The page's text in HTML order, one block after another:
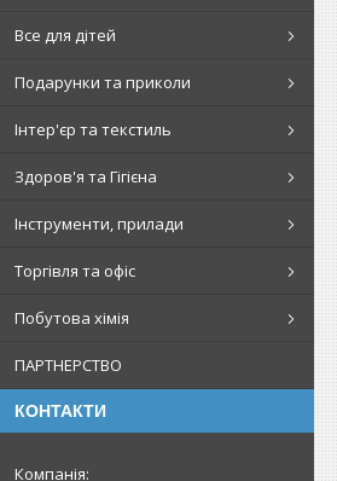
Все для дітей
Подарунки та приколи
Інтер'єр та текстиль
Здоров'я та Гігієна
Інструменти, прилади
Торгівля та офіс
Побутова хімія
ПАРТНЕРСТВО
КОНТАКТИ